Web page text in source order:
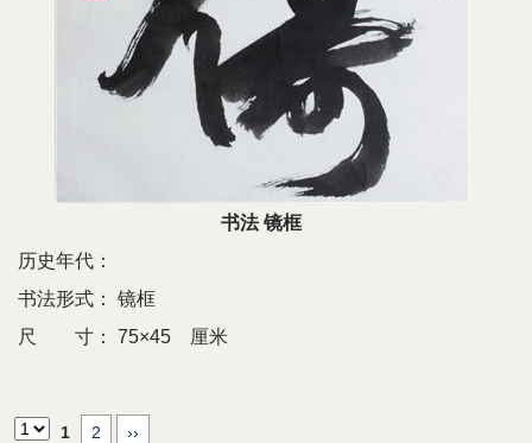
书法 镜框
历史年代：
书法形式：
镜框
尺 寸：
75×45 厘米
1 2 ››